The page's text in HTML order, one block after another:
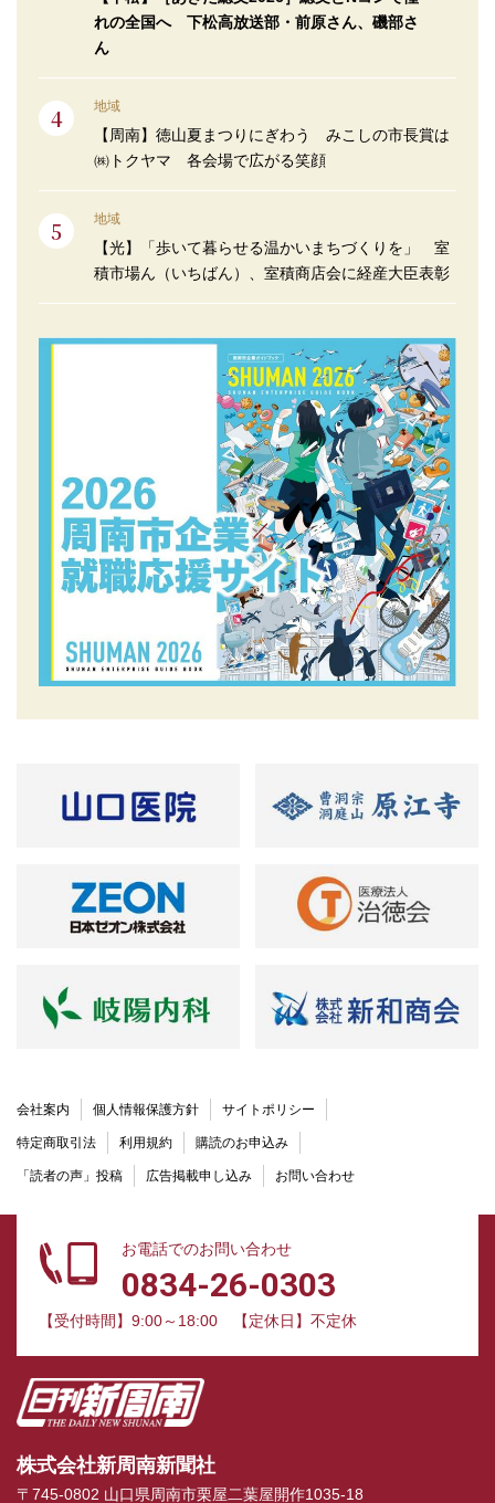
れの全国へ 下松高放送部・前原さん、磯部さ
ん
地域
【周南】徳山夏まつりにぎわう みこしの市長賞は
㈱トクヤマ 各会場で広がる笑顔
地域
【光】「歩いて暮らせる温かいまちづくりを」 室
積市場ん（いちばん）、室積商店会に経産大臣表彰
会社案内 個人情報保護方針 サイトポリシー
特定商取引法 利用規約 購読のお申込み
「読者の声」投稿 広告掲載申し込み お問い合わせ
お電話でのお問い合わせ
0834-26-0303
【受付時間】9:00～18:00 【定休日】不定休
株式会社新周南新聞社
〒745-0802 山口県周南市栗屋二葉屋開作1035-18